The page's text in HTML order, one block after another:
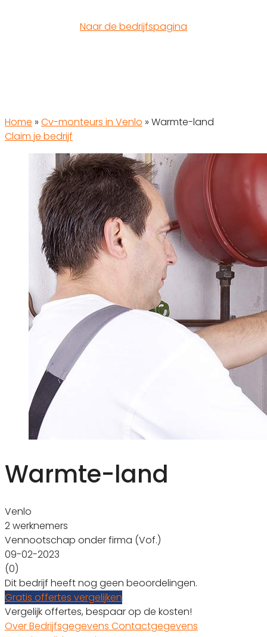
Naar de bedrijfspagina
Home » Cv-monteurs in Venlo » Warmte-land
Claim je bedrijf
Warmte-land
Venlo
2 werknemers
Vennootschap onder firma (Vof.)
09-02-2023
(0)
Dit bedrijf heeft nog geen beoordelingen.
Gratis offertes vergelijken
Vergelijk offertes, bespaar op de kosten!
OverBedrijfsgegevens Contactgegevens